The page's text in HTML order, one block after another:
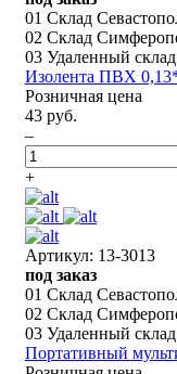
01 Склад
02 Склад
03 Удаленный
Изолента ПВХ
Розничная цена
43 руб.
–
+
Артикул: 13-3013
под заказ
01 Склад
02 Склад
03 Удаленный
Портативный